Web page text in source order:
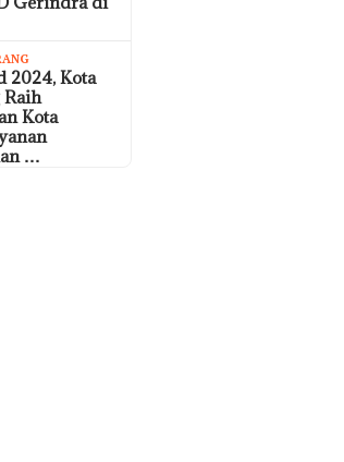
2024, Kota
Raih
Kota
…